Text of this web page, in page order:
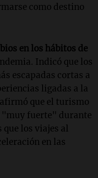
como destino
en los hábitos de
Indicó que los
escapadas cortas a
ligadas a la
que el turismo
fuerte" durante
los viajes al
en las